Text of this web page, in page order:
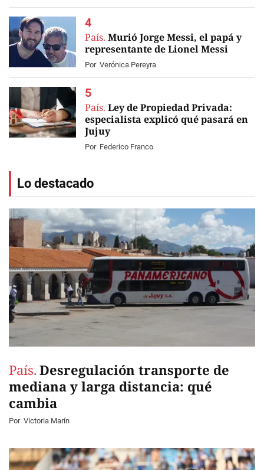
País. Murió Jorge Messi, el papá y
representante de Lionel Messi
Por Verónica Pereyra
País. Ley de Propiedad Privada:
especialista explicó qué pasará en
Jujuy
Por Federico Franco
Lo destacado
País. Desregulación transporte de
mediana y larga distancia: qué
cambia
Por Victoria Marín